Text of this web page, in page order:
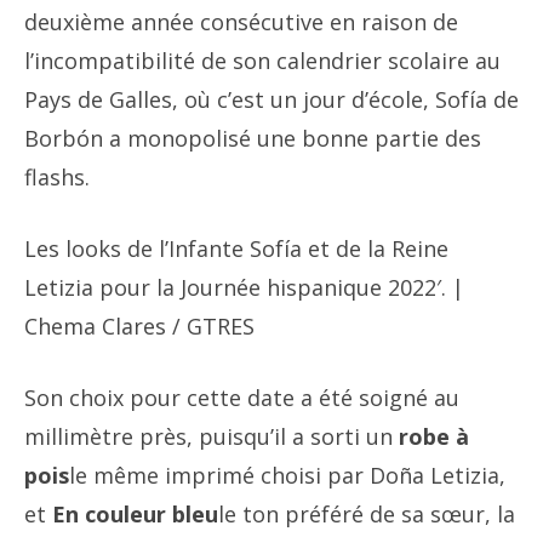
deuxième année consécutive en raison de
l’incompatibilité de son calendrier scolaire au
Pays de Galles, où c’est un jour d’école, Sofía de
Borbón a monopolisé une bonne partie des
flashs.
Les looks de l’Infante Sofía et de la Reine
Letizia pour la Journée hispanique 2022′. |
Chema Clares / GTRES
Son choix pour cette date a été soigné au
millimètre près, puisqu’il a sorti un robe à
poisle même imprimé choisi par Doña Letizia,
et En couleur bleule ton préféré de sa sœur, la